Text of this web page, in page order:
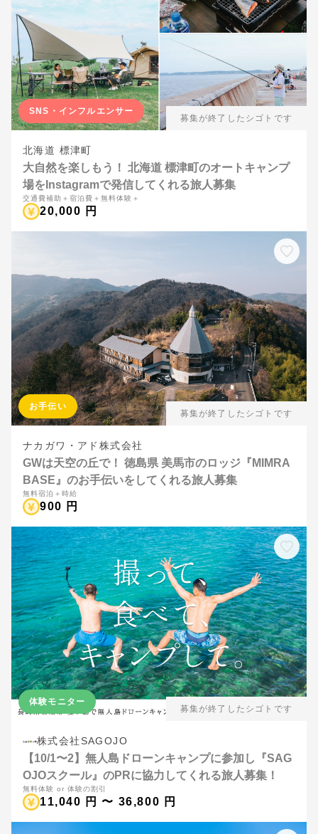
SNS・インフルエンサー
募集が終了したシゴトです
北海道 標津町
大自然を楽しもう！ 北海道 標津町のオートキャンプ
場をInstagramで発信してくれる旅人募集
交通費補助＋宿泊費＋無料体験＋
20,000 円
お手伝い
募集が終了したシゴトです
ナカガワ・アド株式会社
GWは天空の丘で！ 徳島県 美馬市のロッジ『MIMRA
BASE』のお手伝いをしてくれる旅人募集
無料宿泊＋時給
900 円
体験モニター
募集が終了したシゴトです
株式会社SAGOJO
【10/1〜2】無人島ドローンキャンプに参加し『SAG
OJOスクール』のPRに協力してくれる旅人募集！
無料体験 or 体験の割引
11,040 円 〜 36,800 円